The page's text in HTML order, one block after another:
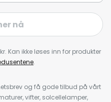
nå
Kan ikke løses inn for produkter
.
og få gode tilbud på vårt
vifter, solcellelamper,